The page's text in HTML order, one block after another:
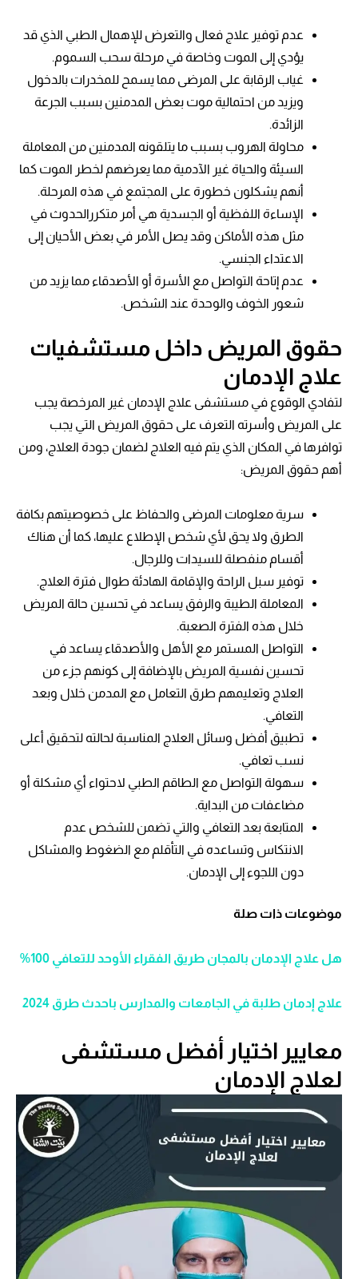
عدم توفير علاج فعال والتعرض للإهمال الطبي الذي قد
يؤدي إلى الموت وخاصة في مرحلة سحب السموم.
غياب الرقابة على المرضى مما يسمح للمخدرات بالدخول
ويزيد من احتمالية موت بعض المدمنين بسبب الجرعة
الزائدة.
محاولة الهروب بسبب ما يتلقونه المدمنين من المعاملة
السيئة والحياة غير الآدمية مما يعرضهم لخطر الموت كما
أنهم يشكلون خطورة على المجتمع في هذه المرحلة.
الإساءة اللفظية أو الجسدية هي أمر متكررالحدوث في
مثل هذه الأماكن وقد يصل الأمر في بعض الأحيان إلى
الاعتداء الجنسي.
عدم إتاحة التواصل مع الأسرة أو الأصدقاء مما يزيد من
شعور الخوف والوحدة عند الشخص.
حقوق المريض داخل مستشفيات
علاج الإدمان
لتفادي الوقوع في مستشفى علاج الإدمان غير المرخصة يجب
على المريض وأسرته التعرف على حقوق المريض التي يجب
توافرها في المكان الذي يتم فيه العلاج لضمان جودة العلاج، ومن
أهم حقوق المريض:
سرية معلومات المرضى والحفاظ على خصوصيتهم بكافة
الطرق ولا يحق لأي شخص الإطلاع عليها، كما أن هناك
أقسام منفصلة للسيدات وللرجال.
توفير سبل الراحة والإقامة الهادئة طوال فترة العلاج.
المعاملة الطيبة والرفق يساعد في تحسين حالة المريض
خلال هذه الفترة الصعبة.
التواصل المستمر مع الأهل والأصدقاء يساعد في
تحسين نفسية المريض بالإضافة إلى كونهم جزء من
العلاج وتعليمهم طرق التعامل مع المدمن خلال وبعد
التعافي.
تطبيق أفضل وسائل العلاج المناسبة لحالته لتحقيق أعلى
نسب تعافي.
سهولة التواصل مع الطاقم الطبي لاحتواء أي مشكلة أو
مضاعفات من البداية.
المتابعة بعد التعافي والتي تضمن للشخص عدم
الانتكاس وتساعده في التأقلم مع الضغوط والمشاكل
دون اللجوء إلى الإدمان.
موضوعات ذات صلة
هل علاج الإدمان بالمجان طريق الفقراء الأوحد للتعافي 100%
علاج إدمان طلبة في الجامعات والمدارس باحدث طرق 2024
معايير اختيار أفضل مستشفى
لعلاج الإدمان